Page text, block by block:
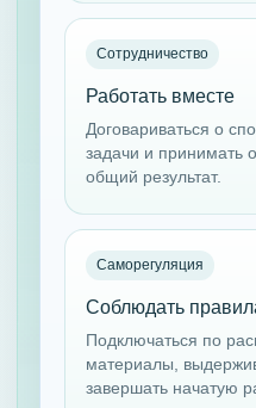
Сотрудничество
Работать вместе
Договариваться о
задачи и принимать
общий результат.
Саморегуляция
Соблюдать
Подключаться по
материалы,
завершать начатую